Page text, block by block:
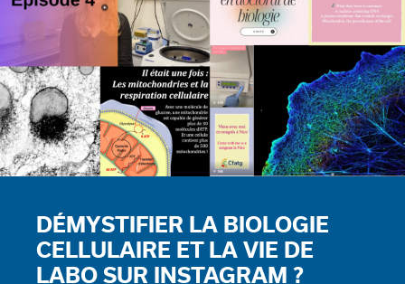
DÉMYSTIFIER LA BIOLOGIE
CELLULAIRE ET LA VIE DE
LABO SUR INSTAGRAM ?